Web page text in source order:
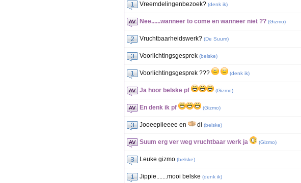
Vreemdelingenbezoek? (denk ik)
Nee......wanneer to come en wanneer niet ?? (Gizmo)
Vruchtbaarheidswerk? (De Suum)
Voorlichtingsgesprek (belske)
Voorlichtingsgesprek ??? (denk ik)
Ja hoor belske pf (Gizmo)
En denk ik pf (Gizmo)
Jooeepiieeee en di (belske)
Suum erg ver weg vruchtbaar werk ja (Gizmo)
Leuke gizmo (belske)
Jippie.......mooi belske (denk ik)